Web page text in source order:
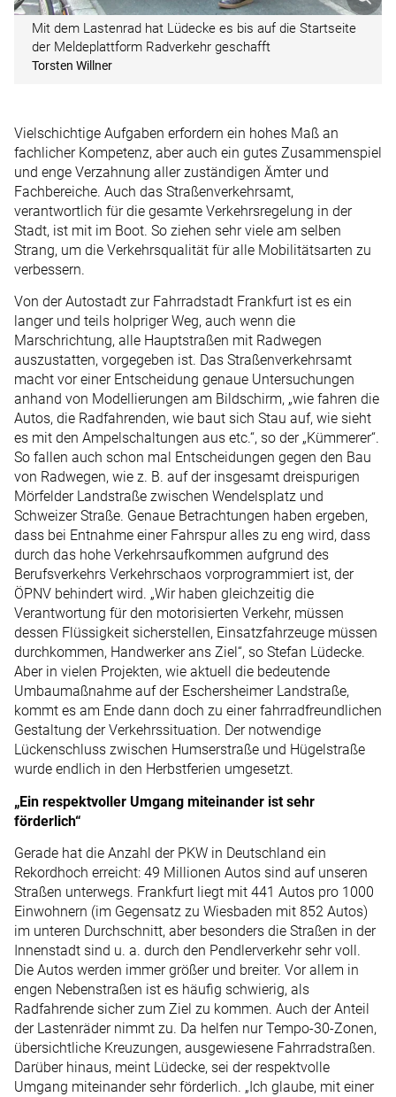
Mit dem Lastenrad hat Lüdecke es bis auf die Startseite
der Meldeplattform Radverkehr geschafft
Torsten Willner
Vielschichtige Aufgaben erfordern ein hohes Maß an
fachlicher Kompetenz, aber auch ein gutes Zusammenspiel
und enge Verzahnung aller zuständigen Ämter und
Fachbereiche. Auch das Straßenverkehrsamt,
verantwortlich für die gesamte Verkehrsregelung in der
Stadt, ist mit im Boot. So ziehen sehr viele am selben
Strang, um die Verkehrsqualität für alle Mobilitätsarten zu
verbessern.
Von der Autostadt zur Fahrradstadt Frankfurt ist es ein
langer und teils holpriger Weg, auch wenn die
Marschrichtung, alle Hauptstraßen mit Radwegen
auszustatten, vorgegeben ist. Das Straßenverkehrsamt
macht vor einer Entscheidung genaue Untersuchungen
anhand von Modellierungen am Bildschirm, „wie fahren die
Autos, die Radfahrenden, wie baut sich Stau auf, wie sieht
es mit den Ampelschaltungen aus etc.“, so der „Kümmerer“.
So fallen auch schon mal Entscheidungen gegen den Bau
von Radwegen, wie z. B. auf der insgesamt dreispurigen
Mörfelder Landstraße zwischen Wendelsplatz und
Schweizer Straße. Genaue Betrachtungen haben ergeben,
dass bei Entnahme einer Fahrspur alles zu eng wird, dass
durch das hohe Verkehrsaufkommen aufgrund des
Berufsverkehrs Verkehrschaos vorprogrammiert ist, der
ÖPNV behindert wird. „Wir haben gleichzeitig die
Verantwortung für den motorisierten Verkehr, müssen
dessen Flüssigkeit sicherstellen, Einsatzfahrzeuge müssen
durchkommen, Handwerker ans Ziel“, so Stefan Lüdecke.
Aber in vielen Projekten, wie aktuell die bedeutende
Umbaumaßnahme auf der Eschersheimer Landstraße,
kommt es am Ende dann doch zu einer fahrradfreundlichen
Gestaltung der Verkehrssituation. Der notwendige
Lückenschluss zwischen Humserstraße und Hügelstraße
wurde endlich in den Herbstferien umgesetzt.
„Ein respektvoller Umgang miteinander ist sehr
förderlich“
Gerade hat die Anzahl der PKW in Deutschland ein
Rekordhoch erreicht: 49 Millionen Autos sind auf unseren
Straßen unterwegs. Frankfurt liegt mit 441 Autos pro 1000
Einwohnern (im Gegensatz zu Wiesbaden mit 852 Autos)
im unteren Durchschnitt, aber besonders die Straßen in der
Innenstadt sind u. a. durch den Pendlerverkehr sehr voll.
Die Autos werden immer größer und breiter. Vor allem in
engen Nebenstraßen ist es häufig schwierig, als
Radfahrende sicher zum Ziel zu kommen. Auch der Anteil
der Lastenräder nimmt zu. Da helfen nur Tempo-30-Zonen,
übersichtliche Kreuzungen, ausgewiesene Fahrradstraßen.
Darüber hinaus, meint Lüdecke, sei der respektvolle
Umgang miteinander sehr förderlich. „Ich glaube, mit einer